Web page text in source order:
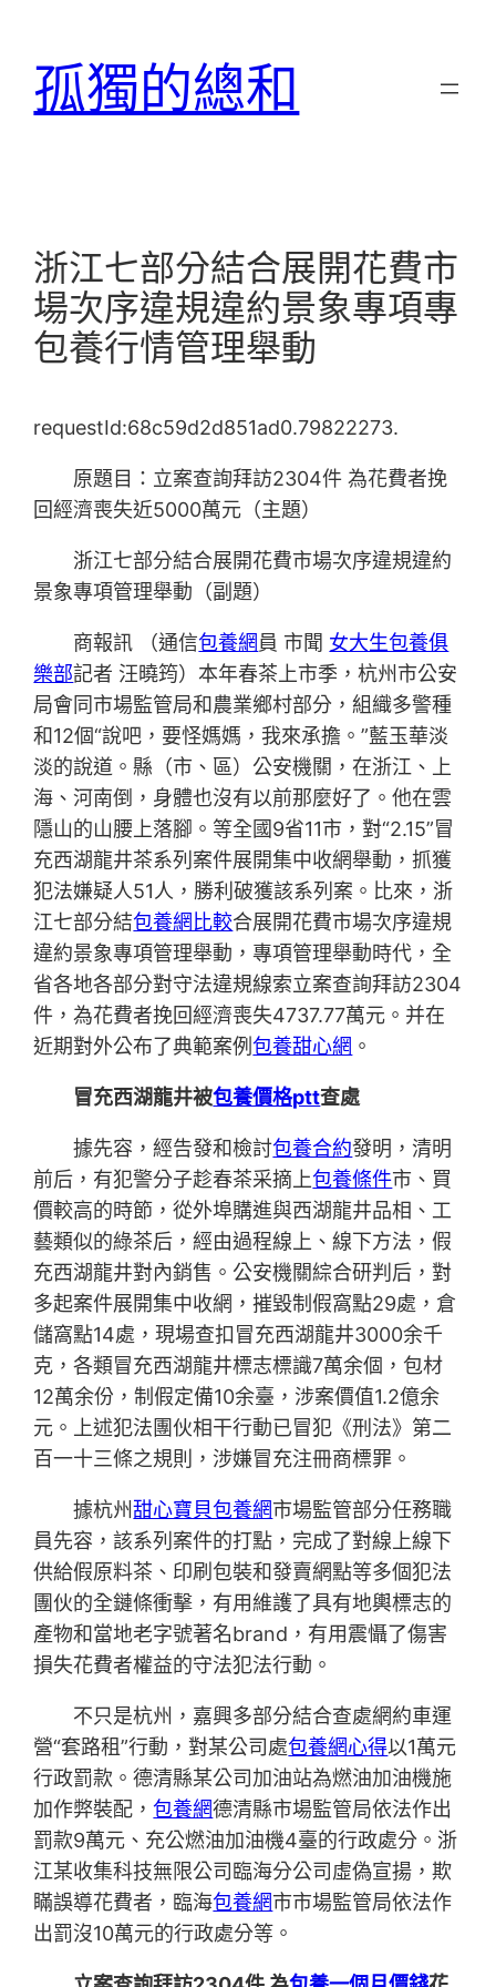
孤獨的總和
浙江七部分結合展開花費市
場次序違規違約景象專項專
包養行情管理舉動
requestId:68c59d2d851ad0.79822273.
原題目：立案查詢拜訪2304件 為花費者挽
回經濟喪失近5000萬元（主題）
浙江七部分結合展開花費市場次序違規違約
景象專項管理舉動（副題）
商報訊 （通信包養網員 市聞 女大生包養俱
樂部記者 汪曉筠）本年春茶上市季，杭州市公安
局會同市場監管局和農業鄉村部分，組織多警種
和12個“說吧，要怪媽媽，我來承擔。”藍玉華淡
淡的說道。縣（市、區）公安機關，在浙江、上
海、河南倒，身體也沒有以前那麼好了。他在雲
隱山的山腰上落腳。等全國9省11市，對“2.15”冒
充西湖龍井茶系列案件展開集中收網舉動，抓獲
犯法嫌疑人51人，勝利破獲該系列案。比來，浙
江七部分結包養網比較合展開花費市場次序違規
違約景象專項管理舉動，專項管理舉動時代，全
省各地各部分對守法違規線索立案查詢拜訪2304
件，為花費者挽回經濟喪失4737.77萬元。并在
近期對外公布了典範案例包養甜心網 。
冒充西湖龍井被包養價格ptt查處
據先容，經告發和檢討包養合約發明，清明
前后，有犯警分子趁春茶采摘上包養條件市、買
價較高的時節，從外埠購進與西湖龍井品相、工
藝類似的綠茶后，經由過程線上、線下方法，假
充西湖龍井對內銷售。公安機關綜合研判后，對
多起案件展開集中收網，摧毀制假窩點29處，倉
儲窩點14處，現場查扣冒充西湖龍井3000余千
克，各類冒充西湖龍井標志標識7萬余個，包材
12萬余份，制假定備10余臺，涉案價值1.2億余
元。上述犯法團伙相干行動已冒犯《刑法》第二
百一十三條之規則，涉嫌冒充注冊商標罪。
據杭州甜心寶貝包養網市場監管部分任務職
員先容，該系列案件的打點，完成了對線上線下
供給假原料茶、印刷包裝和發賣網點等多個犯法
團伙的全鏈條衝擊，有用維護了具有地輿標志的
產物和當地老字號著名brand，有用震懾了傷害
損失花費者權益的守法犯法行動。
不只是杭州，嘉興多部分結合查處網約車運
營“套路租”行動，對某公司處包養網心得以1萬元
行政罰款。德清縣某公司加油站為燃油加油機施
加作弊裝配，包養網德清縣市場監管局依法作出
罰款9萬元、充公燃油加油機4臺的行政處分。浙
江某收集科技無限公司臨海分公司虛偽宣揚，欺
瞞誤導花費者，臨海包養網市市場監管局依法作
出罰沒10萬元的行政處分等。